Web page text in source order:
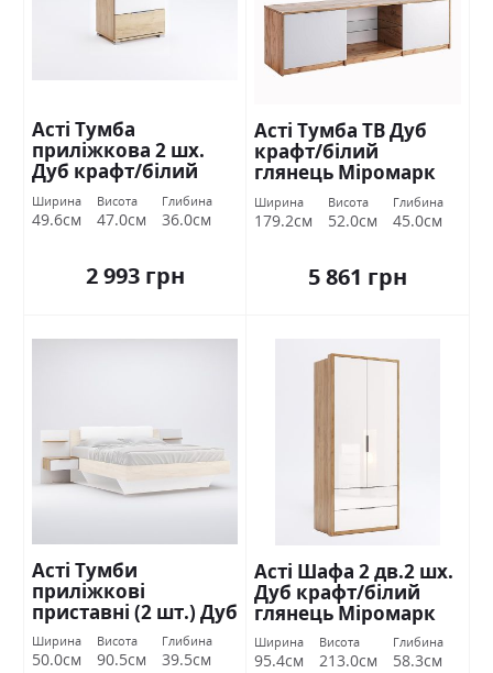
Асті Тумба
приліжкова 2 шх.
Дуб крафт/білий
глянець Міромарк
Ширина
49.6см
Висота
47.0см
Глибина
36.0см
2 993 грн
Асті Тумба ТВ Дуб
крафт/білий
глянець Міромарк
Ширина
179.2см
Висота
52.0см
Глибина
45.0см
5 861 грн
Асті Тумби
приліжкові
приставні (2 шт.) Дуб
крафт/білий
глянець Міромарк
Ширина
50.0см
Висота
90.5см
Глибина
39.5см
Асті Шафа 2 дв.2 шх.
Дуб крафт/білий
глянець Міромарк
Ширина
95.4см
Висота
213.0см
Глибина
58.3см